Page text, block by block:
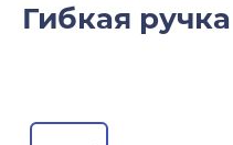
Гибкая ручка